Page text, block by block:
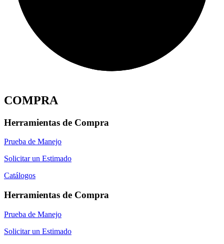
COMPRA
Herramientas de Compra
Prueba de Manejo
Solicitar un Estimado
Catálogos
Herramientas de Compra
Prueba de Manejo
Solicitar un Estimado